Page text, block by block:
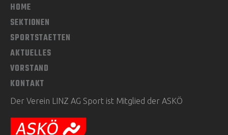
HOME
SEKTIONEN
SPORTSTAETTEN
AKTUELLES
VORSTAND
KONTAKT
Der Verein LINZ AG Sport ist Mitglied der ASKÖ